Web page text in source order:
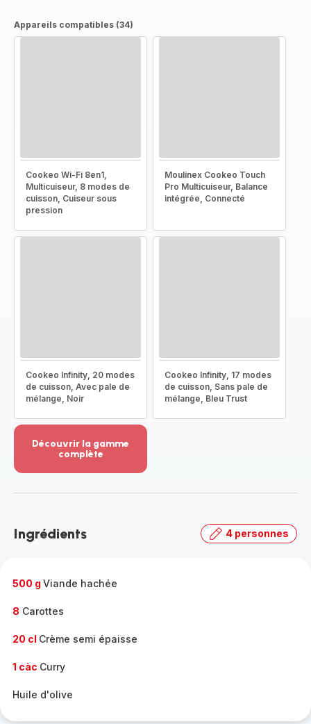
Appareils compatibles (34)
Cookeo Wi-Fi 8en1,
Multicuiseur, 8 modes de
cuisson, Cuiseur sous
pression
Moulinex Cookeo Touch
Pro Multicuiseur, Balance
intégrée, Connecté
Cookeo Infinity, 20 modes
de cuisson, Avec pale de
mélange, Noir
Cookeo Infinity, 17 modes
de cuisson, Sans pale de
mélange, Bleu Trust
Découvrir la gamme
complète
-
gamme
Ingrédients 4 personnes
500 g Viande hachée
8 Carottes
20 cl Crème semi épaisse
1 càc Curry
Huile d'olive